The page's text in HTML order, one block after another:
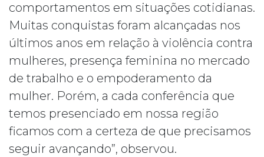
comportamentos em situações cotidianas.
Muitas conquistas foram alcançadas nos
últimos anos em relação à violência contra
mulheres, presença feminina no mercado
de trabalho e o empoderamento da
mulher. Porém, a cada conferência que
temos presenciado em nossa região
ficamos com a certeza de que precisamos
seguir avançando”, observou.